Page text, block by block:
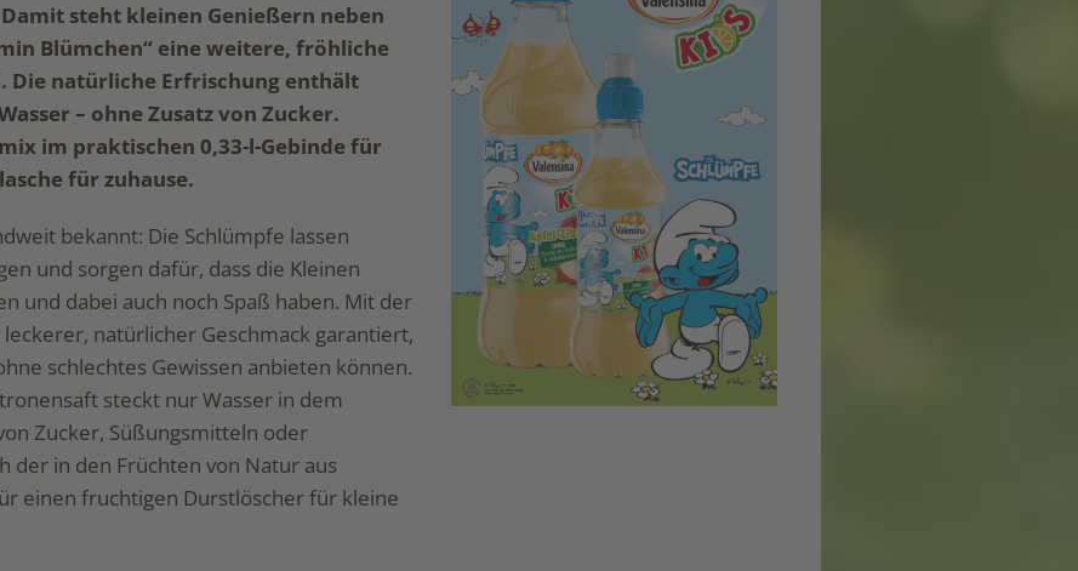
steht kleinen Genießern neben
Blümchen“ eine weitere, fröhliche
Die natürliche Erfrischung enthält
– ohne Zusatz von Zucker.
im praktischen 0,33-l-Gebinde für
für zuhause.
bekannt: Die Schlümpfe lassen
und sorgen dafür, dass die Kleinen
und dabei auch noch Spaß haben. Mit der
natürlicher Geschmack garantiert,
schlechtes Gewissen anbieten können.
steckt nur Wasser in dem
Zucker, Süßungsmitteln oder
der in den Früchten von Natur aus
einen fruchtigen Durstlöscher für kleine